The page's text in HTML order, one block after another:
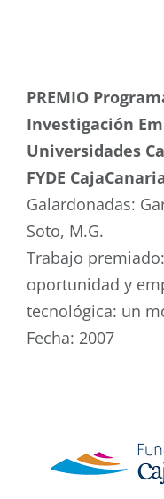
PREMIO
Investigación
Universidades
FYDE
Galardonadas:
Soto, M.G.
Trabajo
oportunidad y
tecnológica: un
Fecha: 2007